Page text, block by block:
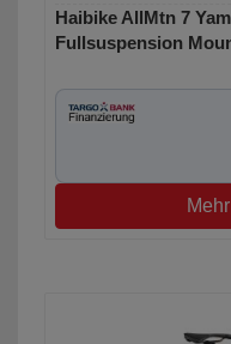
Haibike AllMtn 7
Fullsuspension